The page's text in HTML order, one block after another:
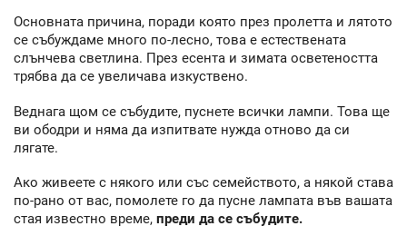
Основната причина, поради която през пролетта и лятото
се събуждаме много по-лесно, това е естествената
слънчева светлина. През есента и зимата осветеността
трябва да се увеличава изкуствено.
Веднага щом се събудите, пуснете всички лампи. Това ще
ви ободри и няма да изпитвате нужда отново да си
лягате.
Ако живеете с някого или със семейството, а някой става
по-рано от вас, помолете го да пусне лампата във вашата
стая известно време, преди да се събудите.